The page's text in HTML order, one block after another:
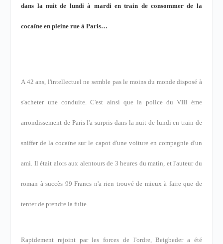
dans la nuit de lundi à mardi en train de consommer de la
cocaïne en pleine rue à Paris…
A 42 ans, l'intellectuel ne semble pas le moins du monde disposé à
s'acheter une conduite. C'est ainsi que la police du VIII ème
arrondissement de Paris l'a surpris dans la nuit de lundi en train de
sniffer de la cocaïne sur le capot d'une voiture en compagnie d'un
ami. Il était alors aux alentours de 3 heures du matin, et l'auteur du
roman à succès 99 Francs n'a rien trouvé de mieux à faire que de
tenter de prendre la fuite.
Rapidement rejoint par les forces de l'ordre, Beigbeder a été